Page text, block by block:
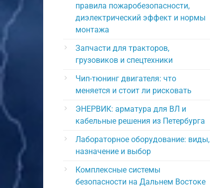
правила пожаробезопасности,
диэлектрический эффект и нормы
монтажа
Запчасти для тракторов,
грузовиков и спецтехники
Чип-тюнинг двигателя: что
меняется и стоит ли рисковать
ЭНЕРВИК: арматура для ВЛ и
кабельные решения из Петербурга
Лабораторное оборудование: виды,
назначение и выбор
Комплексные системы
безопасности на Дальнем Востоке